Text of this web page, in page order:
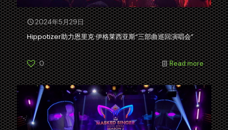
2024年5月29日
Hippotizer助力恩里克·伊格莱西亚斯“三部曲巡回演唱会”
0 Read more